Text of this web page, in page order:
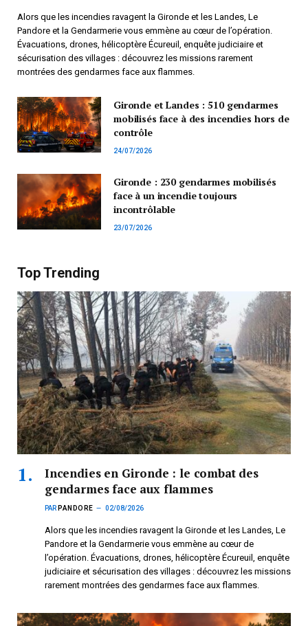
Alors que les incendies ravagent la Gironde et les Landes, Le
Pandore et la Gendarmerie vous emmène au cœur de l’opération.
Évacuations, drones, hélicoptère Écureuil, enquête judiciaire et
sécurisation des villages : découvrez les missions rarement
montrées des gendarmes face aux flammes.
Gironde et Landes : 510 gendarmes
mobilisés face à des incendies hors de
contrôle
24/07/2026
Gironde : 230 gendarmes mobilisés
face à un incendie toujours
incontrôlable
23/07/2026
Top Trending
Incendies en Gironde : le combat des
gendarmes face aux flammes
PAR PANDORE 02/08/2026
Alors que les incendies ravagent la Gironde et les Landes, Le
Pandore et la Gendarmerie vous emmène au cœur de
l’opération. Évacuations, drones, hélicoptère Écureuil, enquête
judiciaire et sécurisation des villages : découvrez les missions
rarement montrées des gendarmes face aux flammes.